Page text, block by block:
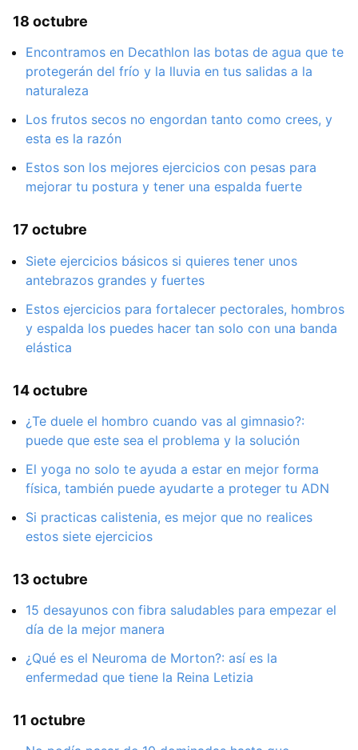
18 octubre
Encontramos en Decathlon las botas de agua que te
protegerán del frío y la lluvia en tus salidas a la
naturaleza
Los frutos secos no engordan tanto como crees, y
esta es la razón
Estos son los mejores ejercicios con pesas para
mejorar tu postura y tener una espalda fuerte
17 octubre
Siete ejercicios básicos si quieres tener unos
antebrazos grandes y fuertes
Estos ejercicios para fortalecer pectorales, hombros
y espalda los puedes hacer tan solo con una banda
elástica
14 octubre
¿Te duele el hombro cuando vas al gimnasio?:
puede que este sea el problema y la solución
El yoga no solo te ayuda a estar en mejor forma
física, también puede ayudarte a proteger tu ADN
Si practicas calistenia, es mejor que no realices
estos siete ejercicios
13 octubre
15 desayunos con fibra saludables para empezar el
día de la mejor manera
¿Qué es el Neuroma de Morton?: así es la
enfermedad que tiene la Reina Letizia
11 octubre